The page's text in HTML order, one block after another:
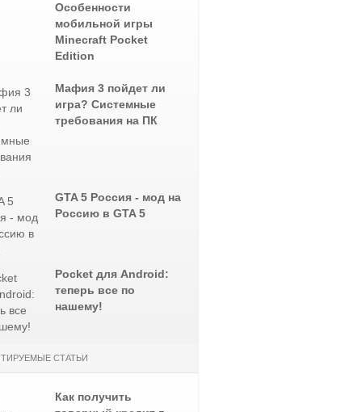
Особенности
мобильной игры
Minecraft Pocket
Edition
Мафия 3 пойдет ли
игра? Системные
требования на ПК
GTA 5 Россия - мод на
Россию в GTA 5
Pocket для Android:
теперь все по
нашему!
СТАТЬИ
Как получить